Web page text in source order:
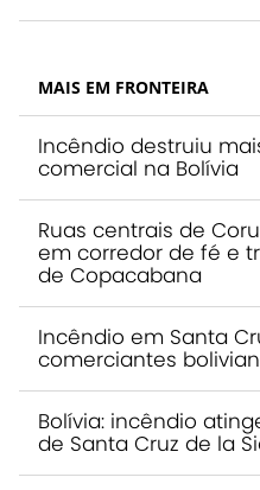
MAIS EM FRONTEIRA
Incêndio destruiu
comercial na Bolívia
Ruas centrais de
em corredor de fé e
de Copacabana
Incêndio em Santa
comerciantes
Bolívia: incêndio
de Santa Cruz de la